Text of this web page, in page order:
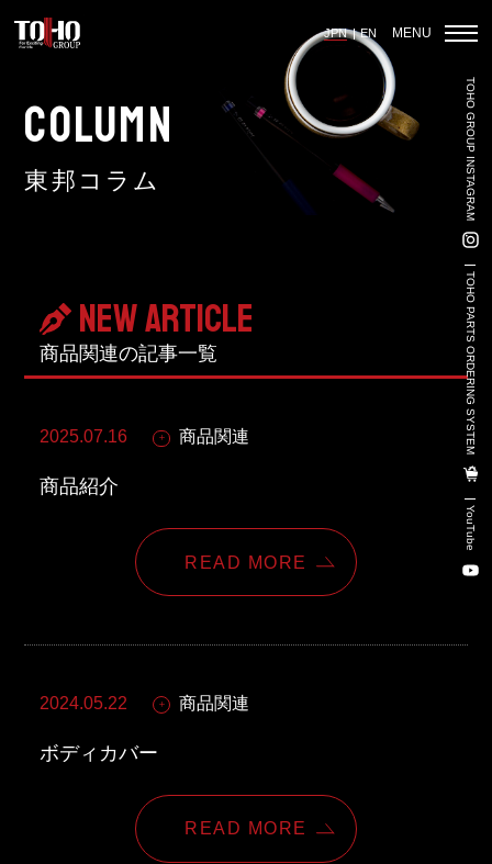
JPN EN MENU
中古車販売事業
3PL事業
株式会社 東邦アウトフロイデ
株式会社 ワールドパーツ
TOHO GROUP INSTAGRAM
TOHO PARTS ORDERING SYSTEM
YouTube
COLUMN
東邦コラム
NEW ARTICLE
商品関連の記事一覧
2025.07.16 商品関連
商品紹介
READ MORE
2024.05.22 商品関連
ボディカバー
READ MORE